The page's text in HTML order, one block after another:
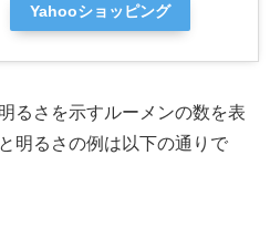
Yahooショッピング
るさを示すルーメンの数を表
明るさの例は以下の通りで